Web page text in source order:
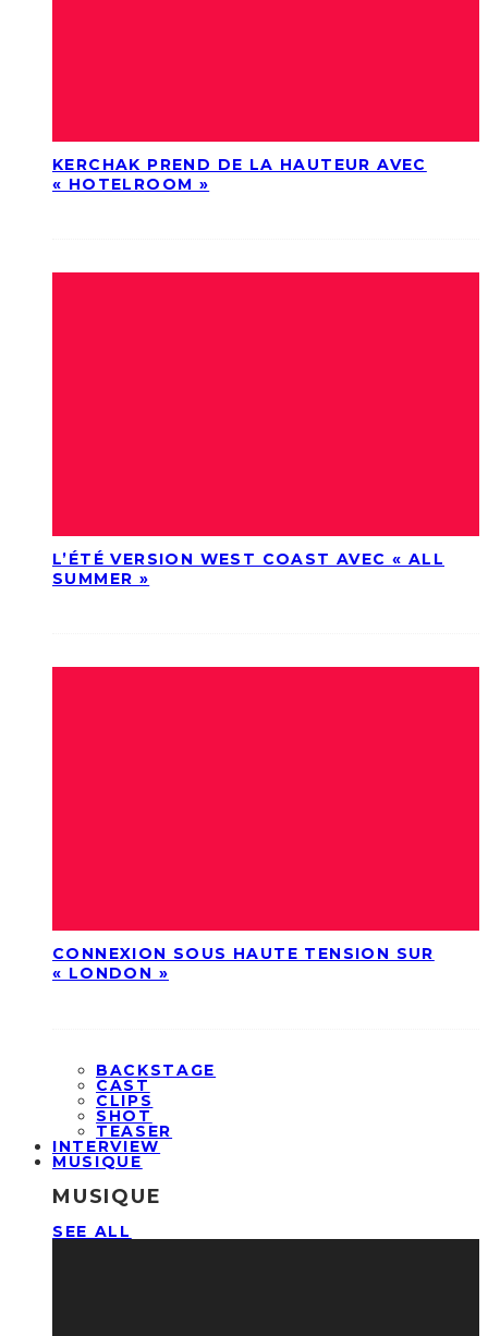
KERCHAK PREND DE LA HAUTEUR AVEC
« HOTELROOM »
L’ÉTÉ VERSION WEST COAST AVEC « ALL
SUMMER »
CONNEXION SOUS HAUTE TENSION SUR
« LONDON »
BACKSTAGE
CAST
CLIPS
SHOT
TEASER
INTERVIEW
MUSIQUE
MUSIQUE
SEE ALL